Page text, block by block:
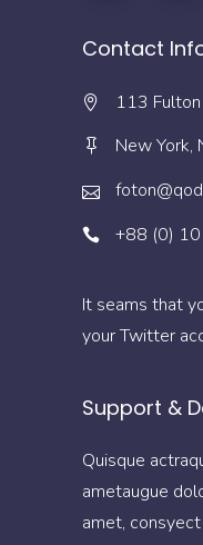
Contact
113
New York,
+88 (0)
It seams that
your Twitter
Support &
Quisque
ametaugue
amet,